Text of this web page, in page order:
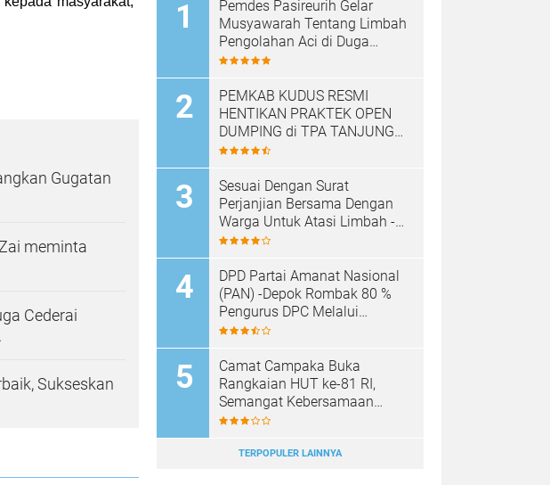
Gugatan
meminta
Cederai
Sukseskan
Pemdes Pasireurih Gelar
Musyawarah Tentang Limbah
Pengolahan Aci di Duga
Cemari Sungai Cisata
Sementara
PEMKAB KUDUS RESMI
HENTIKAN PRAKTEK OPEN
DUMPING di TPA TANJUNG
REJO, KEC.JEKULO
SISTEM PENGELOLAAN
SAMPAH BARU
Sesuai Dengan Surat
Perjanjian Bersama Dengan
Warga Untuk Atasi Limbah -
Pabrik Aci Giat Perbaiki Kobak
DPD Partai Amanat Nasional
(PAN) -Depok Rombak 80 %
Pengurus DPC Melalui
Muscab "
Camat Campaka Buka
Rangkaian HUT ke-81 RI,
Semangat Kebersamaan
Warnai Senam Massal dan
DesaTERPOPULER LAINNYA